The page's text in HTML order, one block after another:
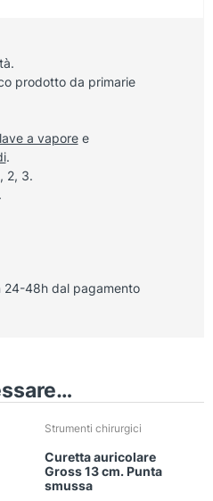
prodotto da primarie
a vaporee
.
2, 3.
24-48h dal pagamento
Strumenti chirurgici
Curetta auricolare
Gross 13 cm. Punta
smussa